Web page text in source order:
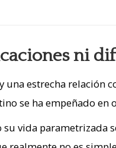
ni
una estrecha relación
se ha empeñado en
vida parametrizada